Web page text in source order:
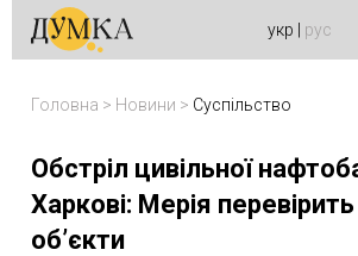
укр рус
Головна > Новини > Суспільство
Обстріл цивільної
Харкові: Мерія перевірить
об’єкти